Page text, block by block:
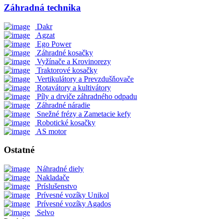
Záhradná technika
Dakr
Agzat
Ego Power
Záhradné kosačky
Vyžínače a Krovinorezy
Traktorové kosačky
Vertikulátory a Prevzdušňovače
Rotavátory a kultivátory
Píly a drviče záhradného odpadu
Záhradné náradie
Snežné frézy a Zametacie kefy
Robotické kosačky
AS motor
Ostatné
Náhradné diely
Nakladače
Príslušenstvo
Prívesné vozíky Unikol
Prívesné vozíky Agados
Selvo